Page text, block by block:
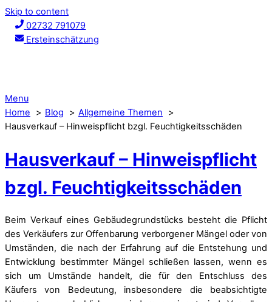
Skip to content
02732 791079
Ersteinschätzung
Menu
Home
Blog
Allgemeine Themen
Hausverkauf – Hinweispflicht bzgl. Feuchtigkeitsschäden
Hausverkauf – Hinweispflicht
bzgl. Feuchtigkeitsschäden
Beim Verkauf eines Gebäudegrundstücks besteht die Pflicht
des Verkäufers zur Offenbarung verborgener Mängel oder von
Umständen, die nach der Erfahrung auf die Entstehung und
Entwicklung bestimmter Mängel schließen lassen, wenn es
sich um Umstände handelt, die für den Entschluss des
Käufers von Bedeutung, insbesondere die beabsichtigte